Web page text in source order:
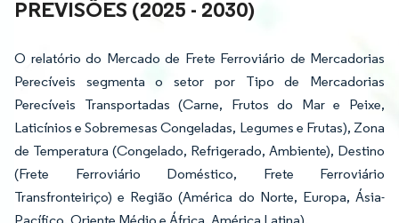
PREVISÕES (2025 - 2030)
O relatório do Mercado de Frete Ferroviário de Mercadorias
Perecíveis segmenta o setor por Tipo de Mercadorias
Perecíveis Transportadas (Carne, Frutos do Mar e Peixe,
Laticínios e Sobremesas Congeladas, Legumes e Frutas), Zona
de Temperatura (Congelado, Refrigerado, Ambiente), Destino
(Frete Ferroviário Doméstico, Frete Ferroviário
Transfronteiriço) e Região (América do Norte, Europa, Ásia-